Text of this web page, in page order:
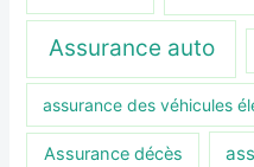
Assurance auto
assurance des véhicules
Assurance décès